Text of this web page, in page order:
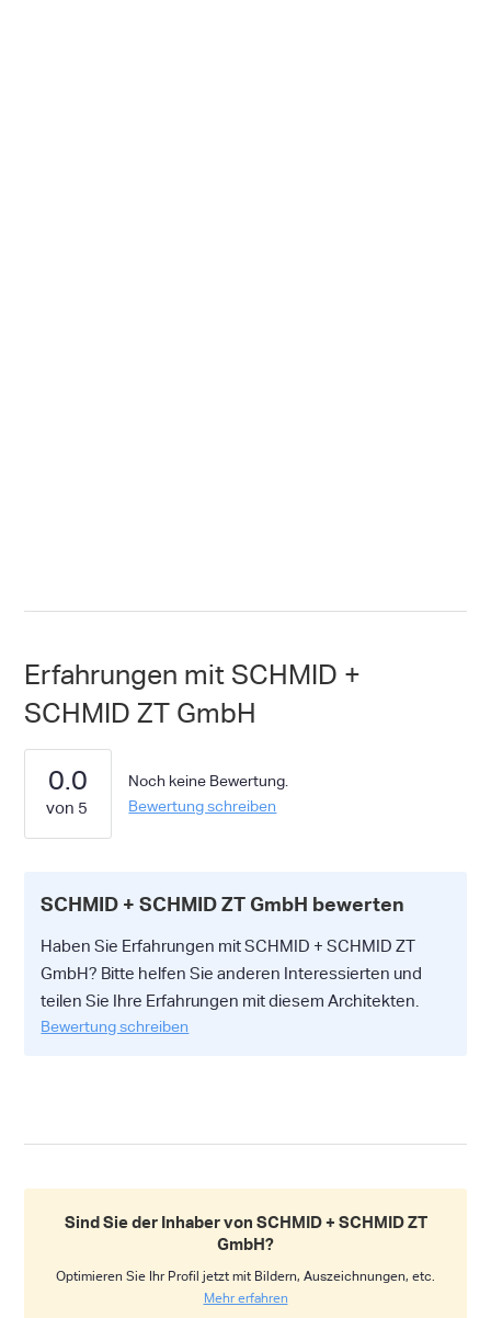
Erfahrungen mit SCHMID +
SCHMID ZT GmbH
0.0
Noch keine Bewertung.
Bewertung schreiben
SCHMID + SCHMID ZT GmbH bewerten
Haben Sie Erfahrungen mit SCHMID + SCHMID ZT
GmbH? Bitte helfen Sie anderen Interessierten und
teilen Sie Ihre Erfahrungen mit diesem Architekten.
Bewertung schreiben
Sind Sie der Inhaber von SCHMID + SCHMID ZT
GmbH?
Optimieren Sie Ihr Profil jetzt mit Bildern, Auszeichnungen, etc.
Mehr erfahren